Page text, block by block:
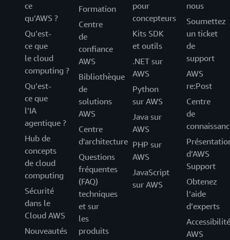
ce
qu’AWS ?
Qu’est-
ce que
le cloud
computing ?
Qu’est-
ce que
l’IA
agentique ?
Hub de
concepts
de cloud
computing
Sécurité
dans le
Cloud AWS
Nouveautés
Formation
Centre
de
confiance
AWS
Bibliothèque
de
solutions
AWS
Centre
d'architecture
Questions
fréquentes
(FAQ)
techniques
et sur
les
produits
pour
concepteurs
Kits SDK
et outils
.NET sur
AWS
Python
sur AWS
Java sur
AWS
PHP sur
AWS
JavaScript
sur AWS
nous
Soumettez
un ticket
de
support
AWS
re:Post
Centre
de
d’AWS
Support
Obtenez
l’aide
d’experts
Accessibilité
AWS